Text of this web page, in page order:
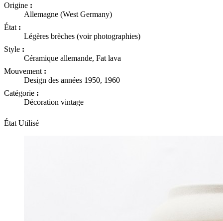
Origine :
Allemagne (West Germany)
État :
Légères brèches (voir photographies)
Style :
Céramique allemande, Fat lava
Mouvement :
Design des années 1950, 1960
Catégorie :
Décoration vintage
État Utilisé